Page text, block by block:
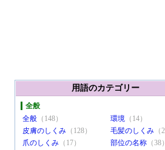
用語のカテゴリー
全般
全般 （148） 環境 （14）
皮膚のしくみ （128） 毛髪のしくみ （
爪のしくみ （17） 部位の名称 （38）